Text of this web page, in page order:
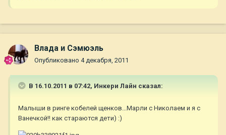
Влада и Сэмюэль
Опубликовано 4 декабря, 2011
В 16.10.2011 в 07:42, Инкери Лайн сказал:
Малыши в ринге кобелей щенков...Марли с Николаем и я с
Ванечкой!! как стараются дети) :)